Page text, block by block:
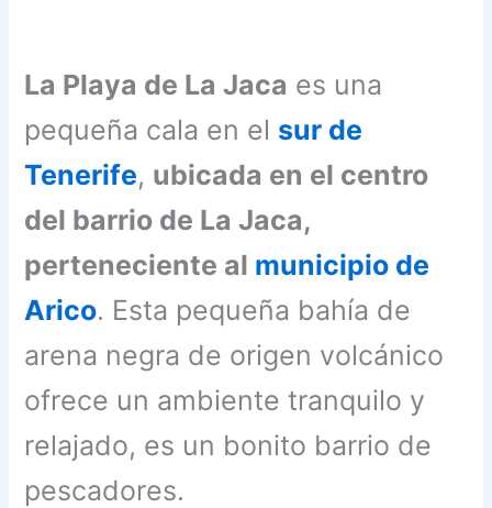
La Playa de La Jaca es una
pequeña cala en el sur de
Tenerife, ubicada en el centro
del barrio de La Jaca,
perteneciente al municipio de
Arico. Esta pequeña bahía de
arena negra de origen volcánico
ofrece un ambiente tranquilo y
relajado, es un bonito barrio de
pescadores.